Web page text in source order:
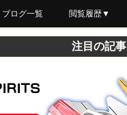
ブログ一覧 閲覧履歴▼
最近読んだ
あとで読む
ブックマーク
注目の記事